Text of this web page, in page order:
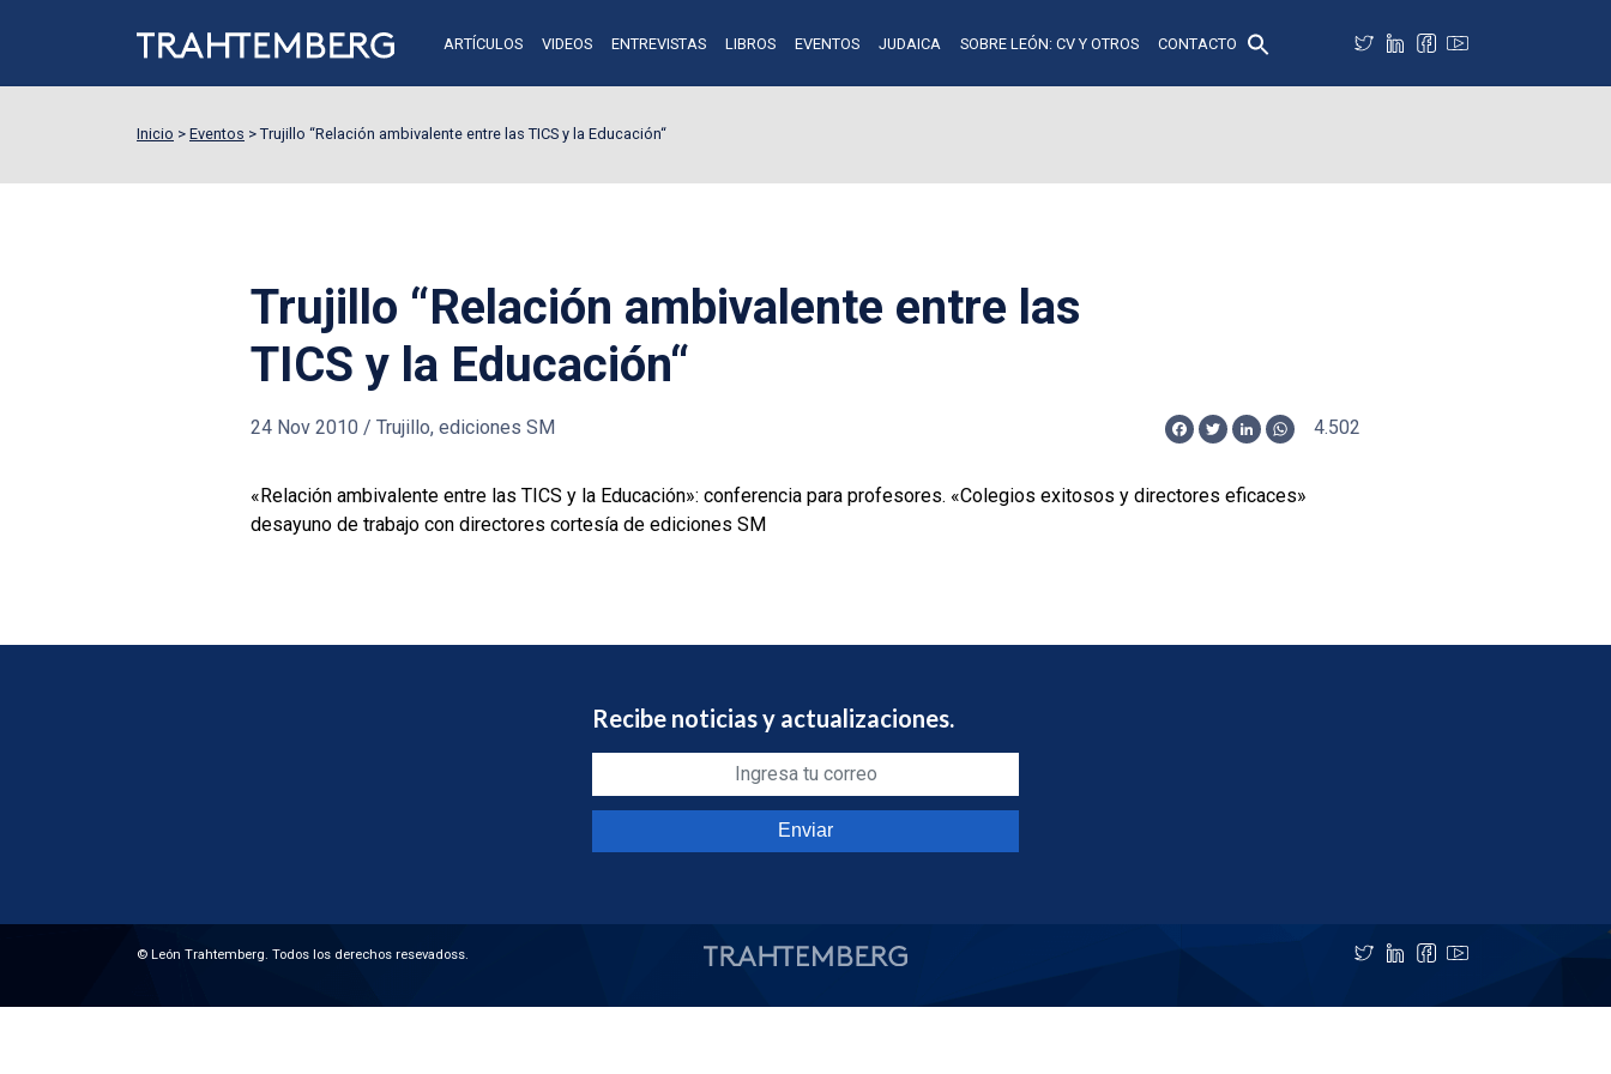
ARTÍCULOS VIDEOS ENTREVISTAS LIBROS EVENTOS JUDAICA SOBRE LEÓN: CV Y OTROS CONTACTO
Inicio > Eventos > Trujillo “Relación ambivalente entre las TICS y la Educación“
Trujillo “Relación ambivalente entre las
TICS y la Educación“
24 Nov 2010 / Trujillo, ediciones SM
Facebook
TwitterLinkedInWhatsApp
4.502
«Relación ambivalente entre las TICS y la Educación»: conferencia para profesores. «Colegios exitosos y directores eficaces»
desayuno de trabajo con directores cortesía de ediciones SM
Recibe noticias y actualizaciones.
© León Trahtemberg. Todos los derechos resevadoss.